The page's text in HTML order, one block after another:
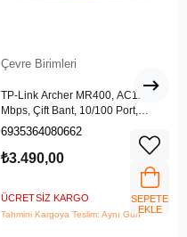
Çevre Birimleri
TP-Link Archer MR400, AC1200
Mbps, Çift Bant, 10/100 Port,
4G/3G SIM Yuvası, Kablosuz 4G
6935364080662
₺3.490,00
ÜCRETSIZ KARGO
Tahmini Kargoya Teslim: Aynı Gün
SEPETE
EKLE